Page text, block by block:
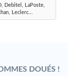
Debitel, LaPoste,
Leclerc...
DOUÉS !